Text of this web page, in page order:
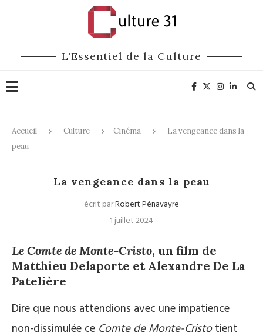
L'Essentiel de la Culture
Accueil Culture Cinéma
La vengeance dans la
peau
La vengeance dans la peau
écrit parRobert Pénavayre
1 juillet 2024
Le Comte de Monte-Cristo, un film de
Matthieu Delaporte et Alexandre De La
Patelière
Dire que nous attendions avec une impatience
non-dissimulée ce Comte de Monte-Cristotient